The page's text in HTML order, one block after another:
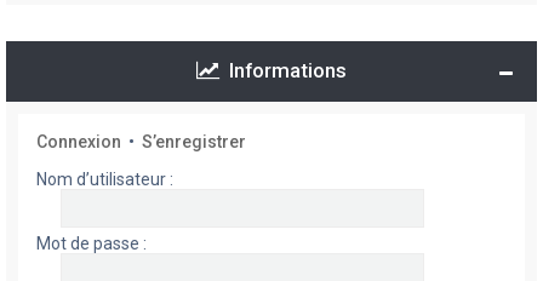
Informations
Connexion • S’enregistrer
Nom d’utilisateur :
Mot de passe :